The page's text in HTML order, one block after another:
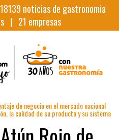
18139 noticias de gastronomia
| 21 empresas
de negocio en el mercado nacional
la calidad de su producto y su sistema